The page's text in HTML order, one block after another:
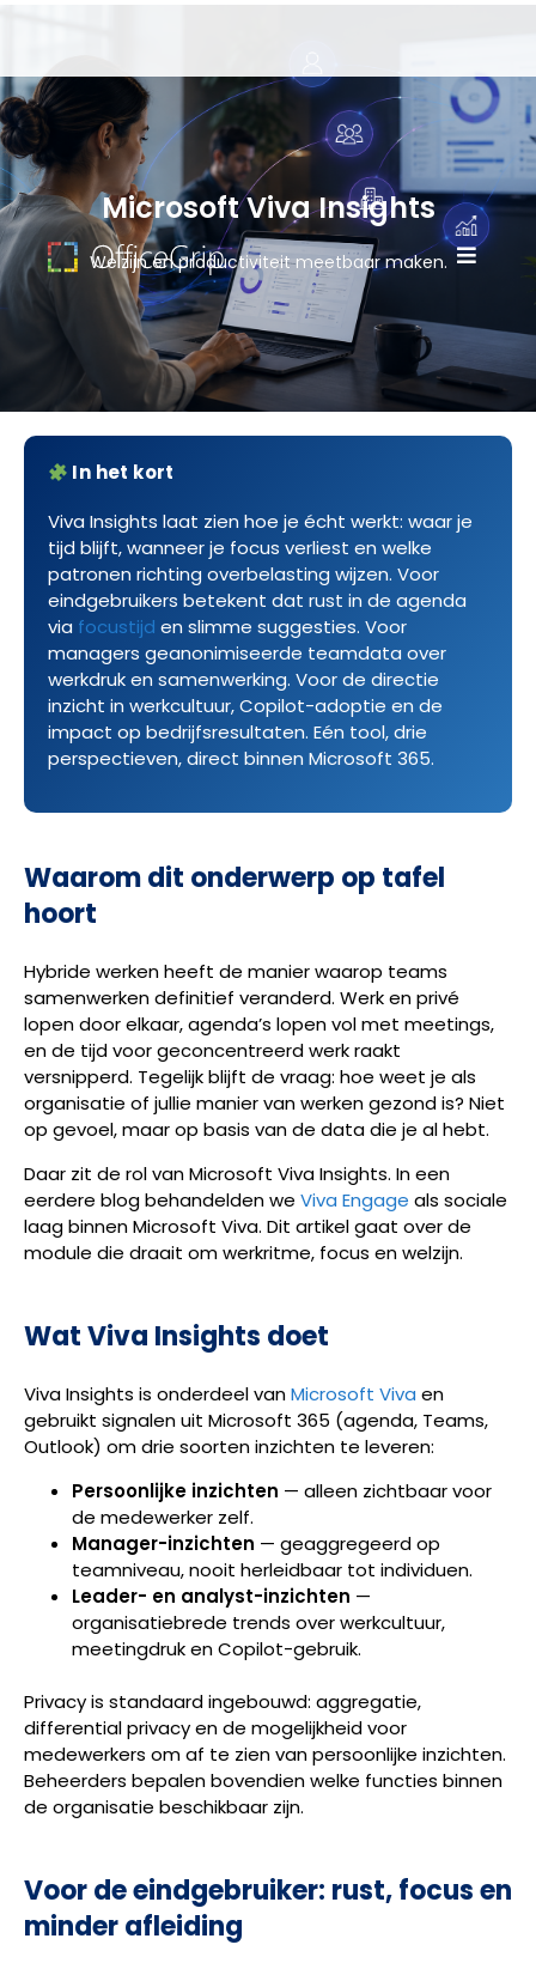
Microsoft Viva Insights
Welzijn en productiviteit meetbaar maken.
In het kort
Viva Insights laat zien hoe je écht werkt: waar je
tijd blijft, wanneer je focus verliest en welke
patronen richting overbelasting wijzen. Voor
eindgebruikers betekent dat rust in de agenda
via focustijd en slimme suggesties. Voor
managers geanonimiseerde teamdata over
werkdruk en samenwerking. Voor de directie
inzicht in werkcultuur, Copilot-adoptie en de
impact op bedrijfsresultaten. Eén tool, drie
perspectieven, direct binnen Microsoft 365.
Waarom dit onderwerp op tafel
hoort
Hybride werken heeft de manier waarop teams
samenwerken definitief veranderd. Werk en privé
lopen door elkaar, agenda’s lopen vol met meetings,
en de tijd voor geconcentreerd werk raakt
versnipperd. Tegelijk blijft de vraag: hoe weet je als
organisatie of jullie manier van werken gezond is? Niet
op gevoel, maar op basis van de data die je al hebt.
Daar zit de rol van Microsoft Viva Insights. In een
eerdere blog behandelden we Viva Engage als sociale
laag binnen Microsoft Viva. Dit artikel gaat over de
module die draait om werkritme, focus en welzijn.
Wat Viva Insights doet
Viva Insights is onderdeel vanMicrosoft Viva en
gebruikt signalen uit Microsoft 365 (agenda, Teams,
Outlook) om drie soorten inzichten te leveren:
Persoonlijke inzichten — alleen zichtbaar voor
de medewerker zelf.
Manager-inzichten — geaggregeerd op
teamniveau, nooit herleidbaar tot individuen.
Leader- en analyst-inzichten —
organisatiebrede trends over werkcultuur,
meetingdruk en Copilot-gebruik.
Privacy is standaard ingebouwd: aggregatie,
differential privacy en de mogelijkheid voor
medewerkers om af te zien van persoonlijke inzichten.
Beheerders bepalen bovendien welke functies binnen
de organisatie beschikbaar zijn.
Voor de eindgebruiker: rust, focus en
minder afleiding